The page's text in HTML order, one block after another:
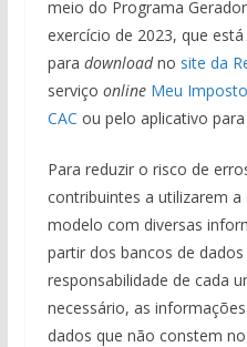
meio do Programa
exercício de 2023, que
para downloadno site da
serviço online Meu
CAC ou pelo aplicativo para
Para reduzir o risco de
contribuintes a utilizarem
modelo com diversas
partir dos bancos de
responsabilidade de cada
necessário, as
dados que não constem